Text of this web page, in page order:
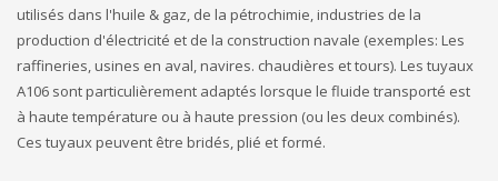
utilisés dans l'huile & gaz, de la pétrochimie, industries de la
production d'électricité et de la construction navale (exemples: Les
raffineries, usines en aval, navires. chaudières et tours). Les tuyaux
A106 sont particulièrement adaptés lorsque le fluide transporté est
à haute température ou à haute pression (ou les deux combinés).
Ces tuyaux peuvent être bridés, plié et formé.